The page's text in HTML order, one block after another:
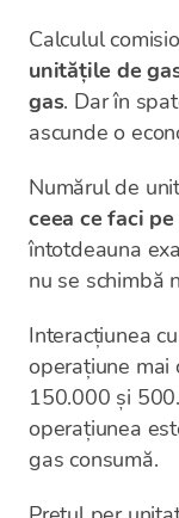
Calculul
unitățile de
gas. Dar în
ascunde o
Numărul de
ceea ce faci
întotdeauna
nu se schimbă
Interacțiunea
operațiune mai
150.000 și
operațiunea
gas consumă.